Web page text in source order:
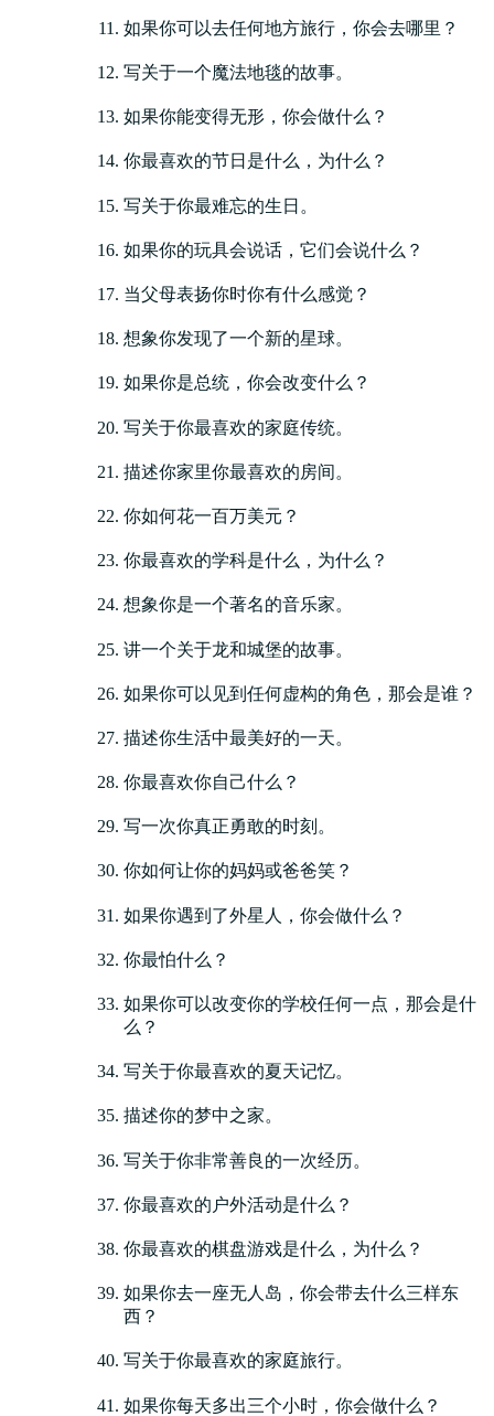
如果你可以去任何地方旅行，你会去哪里？
写关于一个魔法地毯的故事。
如果你能变得无形，你会做什么？
你最喜欢的节日是什么，为什么？
写关于你最难忘的生日。
如果你的玩具会说话，它们会说什么？
当父母表扬你时你有什么感觉？
想象你发现了一个新的星球。
如果你是总统，你会改变什么？
写关于你最喜欢的家庭传统。
描述你家里你最喜欢的房间。
你如何花一百万美元？
你最喜欢的学科是什么，为什么？
想象你是一个著名的音乐家。
讲一个关于龙和城堡的故事。
如果你可以见到任何虚构的角色，那会是谁？
描述你生活中最美好的一天。
你最喜欢你自己什么？
写一次你真正勇敢的时刻。
你如何让你的妈妈或爸爸笑？
如果你遇到了外星人，你会做什么？
你最怕什么？
如果你可以改变你的学校任何一点，那会是什
么？
写关于你最喜欢的夏天记忆。
描述你的梦中之家。
写关于你非常善良的一次经历。
你最喜欢的户外活动是什么？
你最喜欢的棋盘游戏是什么，为什么？
如果你去一座无人岛，你会带去什么三样东
西？
写关于你最喜欢的家庭旅行。
如果你每天多出三个小时，你会做什么？